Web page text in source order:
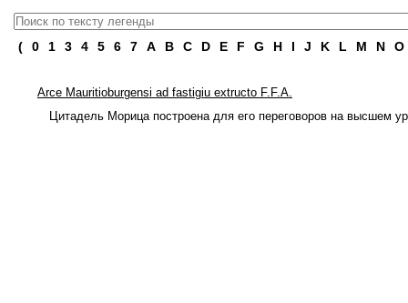
( 0 1 3 4 5 6 7 A B C D E F G H I J K L M N O
Arce Mauritioburgensi ad fastigiu extructo F.F.A.
Цитадель Морица построена для его переговоров на высшем